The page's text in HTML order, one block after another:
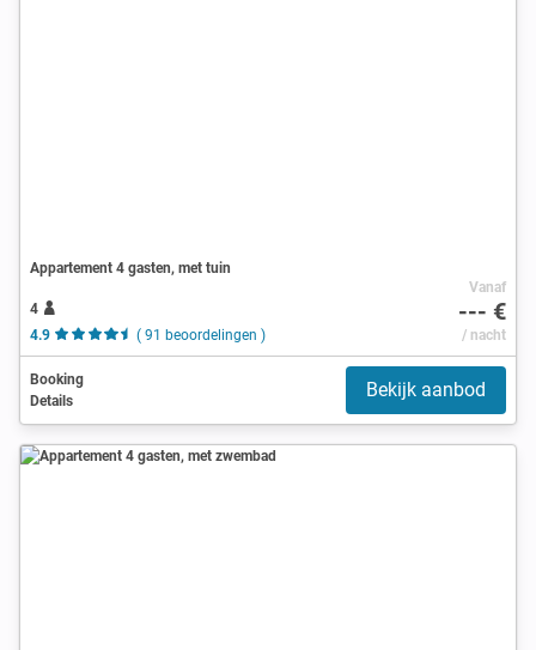
Appartement 4 gasten, met tuin
4
4.9
( 91 beoordelingen )
Vanaf
--- €
/ nacht
Booking
Details
Bekijk aanbod